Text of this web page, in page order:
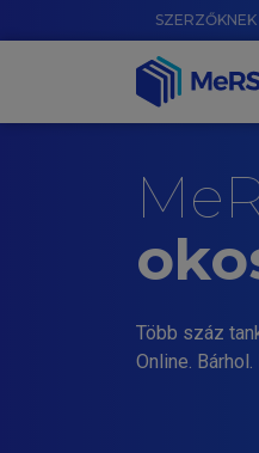
SZERZŐKNEK
Több száz
Online. Bárhol.